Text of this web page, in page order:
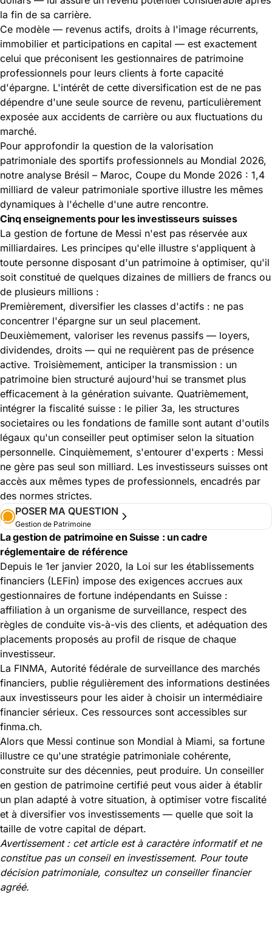
la fin de sa carrière.
Ce modèle — revenus actifs, droits à l'image récurrents,
immobilier et participations en capital — est exactement
celui que préconisent les gestionnaires de patrimoine
professionnels pour leurs clients à forte capacité
d'épargne. L'intérêt de cette diversification est de ne pas
dépendre d'une seule source de revenu, particulièrement
exposée aux accidents de carrière ou aux fluctuations du
marché.
Pour approfondir la question de la valorisation
patrimoniale des sportifs professionnels au Mondial 2026,
notre analyse Brésil – Maroc, Coupe du Monde 2026 : 1,4
milliard de valeur patrimoniale sportive illustre les mêmes
dynamiques à l'échelle d'une autre rencontre.
Cinq enseignements pour les investisseurs suisses
La gestion de fortune de Messi n'est pas réservée aux
milliardaires. Les principes qu'elle illustre s'appliquent à
toute personne disposant d'un patrimoine à optimiser, qu'il
soit constitué de quelques dizaines de milliers de francs ou
de plusieurs millions :
Premièrement, diversifier les classes d'actifs : ne pas
concentrer l'épargne sur un seul placement.
Deuxièmement, valoriser les revenus passifs — loyers,
dividendes, droits — qui ne requièrent pas de présence
active. Troisièmement, anticiper la transmission : un
patrimoine bien structuré aujourd'hui se transmet plus
efficacement à la génération suivante. Quatrièmement,
intégrer la fiscalité suisse : le pilier 3a, les structures
societaires ou les fondations de famille sont autant d'outils
légaux qu'un conseiller peut optimiser selon la situation
personnelle. Cinquièmement, s'entourer d'experts : Messi
ne gère pas seul son milliard. Les investisseurs suisses ont
accès aux mêmes types de professionnels, encadrés par
des normes strictes.
POSER MA QUESTION
Gestion de Patrimoine
La gestion de patrimoine en Suisse : un cadre
réglementaire de référence
Depuis le 1er janvier 2020, la Loi sur les établissements
financiers (LEFin) impose des exigences accrues aux
gestionnaires de fortune indépendants en Suisse :
affiliation à un organisme de surveillance, respect des
règles de conduite vis-à-vis des clients, et adéquation des
placements proposés au profil de risque de chaque
investisseur.
La FINMA, Autorité fédérale de surveillance des marchés
financiers, publie régulièrement des informations destinées
aux investisseurs pour les aider à choisir un intermédiaire
financier sérieux. Ces ressources sont accessibles sur
finma.ch.
Alors que Messi continue son Mondial à Miami, sa fortune
illustre ce qu'une stratégie patrimoniale cohérente,
construite sur des décennies, peut produire. Un conseiller
en gestion de patrimoine certifié peut vous aider à établir
un plan adapté à votre situation, à optimiser votre fiscalité
et à diversifier vos investissements — quelle que soit la
taille de votre capital de départ.
Avertissement : cet article est à caractère informatif et ne
constitue pas un conseil en investissement. Pour toute
décision patrimoniale, consultez un conseiller financier
agréé.